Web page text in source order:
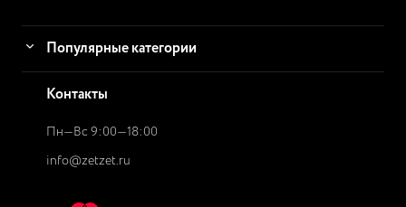
Популярные категории
Контакты
Пн—Вс 9:00—18:00
info@zetzet.ru